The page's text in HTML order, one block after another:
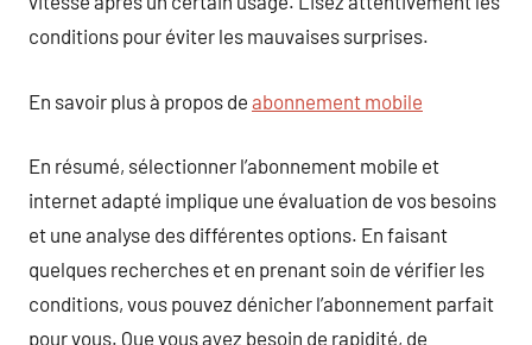
conditions pour éviter les mauvaises surprises.
En savoir plus à propos de abonnement mobile
En résumé, sélectionner l’abonnement mobile et
internet adapté implique une évaluation de vos besoins
et une analyse des différentes options. En faisant
quelques recherches et en prenant soin de vérifier les
conditions, vous pouvez dénicher l’abonnement parfait
pour vous. Que vous ayez besoin de rapidité, de